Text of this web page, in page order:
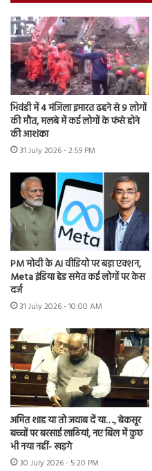
भिवंडी में 4 मंजिला इमारत ढहने से 9 लोगों
की मौत, मलबे में कई लोगों के फंसे होने
की आशंका
31 July 2026 - 2:59 PM
PM मोदी के AI वीडियो पर बड़ा एक्शन,
Meta इंडिया हेड समेत कई लोगों पर केस
दर्ज
31 July 2026 - 10:00 AM
अमित शाह या तो जवाब दें या…., बेकसूर
बच्चों पर बरसाई लाठियां, नए बिल में कुछ
भी नया नहीं- खड़गे
30 July 2026 - 5:20 PM